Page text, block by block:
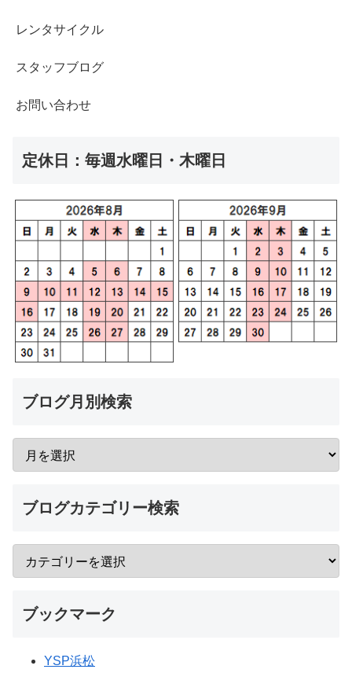
レンタサイクル
スタッフブログ
お問い合わせ
定休日：毎週水曜日・木曜日
ブログ月別検索
ブログカテゴリー検索
ブックマーク
YSP浜松